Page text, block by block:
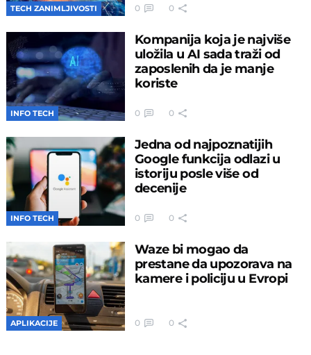
TECH ZANIMLJIVOSTI 0 0
INFO TECH
Kompanija koja je najviše
uložila u AI sada traži od
zaposlenih da je manje
koriste
0 0
INFO TECH
Jedna od najpoznatijih
Google funkcija odlazi u
istoriju posle više od
decenije
0 0
APLIKACIJE
Waze bi mogao da
prestane da upozorava na
kamere i policiju u Evropi
0 0